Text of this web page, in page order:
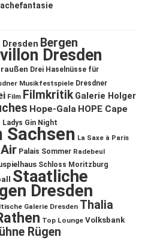
Bergen
Dresden
Drei Haselnüsse für
Musikfestspiele Dresdner
Film Filmkritik Galerie Holger
Hope-Gala HOPE Cape
Ladys Gin Night
Sachsen La Saxe à Paris
Palais Sommer Radebeul
Schloss Moritzburg
Staatliche
Dresden
Galerie Dresden Thalia
Top Lounge Volksbank
Rügen